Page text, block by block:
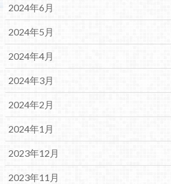
2024年6月
2024年5月
2024年4月
2024年3月
2024年2月
2024年1月
2023年12月
2023年11月